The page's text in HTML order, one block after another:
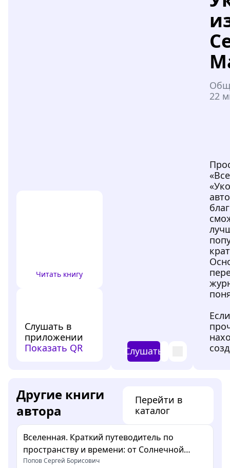
Читать книгу
Слушать в
приложении
Показать QR
Слушать
22
Другие книги
автора
Перейти в
каталог
Вселенная. Краткий путеводитель по
пространству и времени: от Солнечной
системы до самых далеких галактик и от
Попов Сергей Борисович